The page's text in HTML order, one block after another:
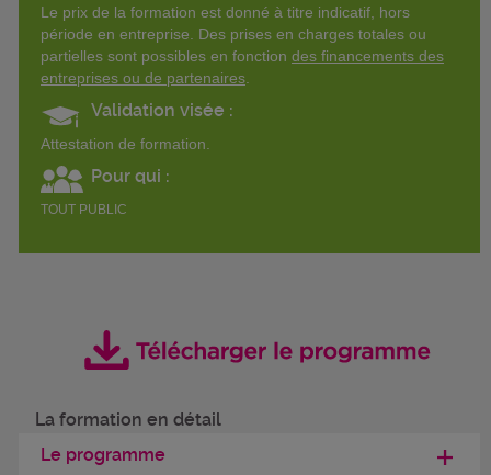
Le prix de la formation est donné à titre indicatif, hors
période en entreprise. Des prises en charges totales ou
partielles sont possibles en fonction des financements des
entreprises ou de partenaires
Validation visée :
Attestation de formation.
Pour qui :
TOUT PUBLIC
La formation en détail
Le programme